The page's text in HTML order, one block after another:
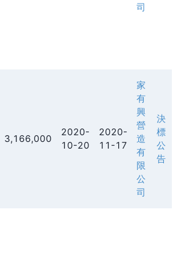
司
3,166,000
2020-
10-20
2020-
11-17
家
有
興
營
造
有
限
公
司
決
標
公
告